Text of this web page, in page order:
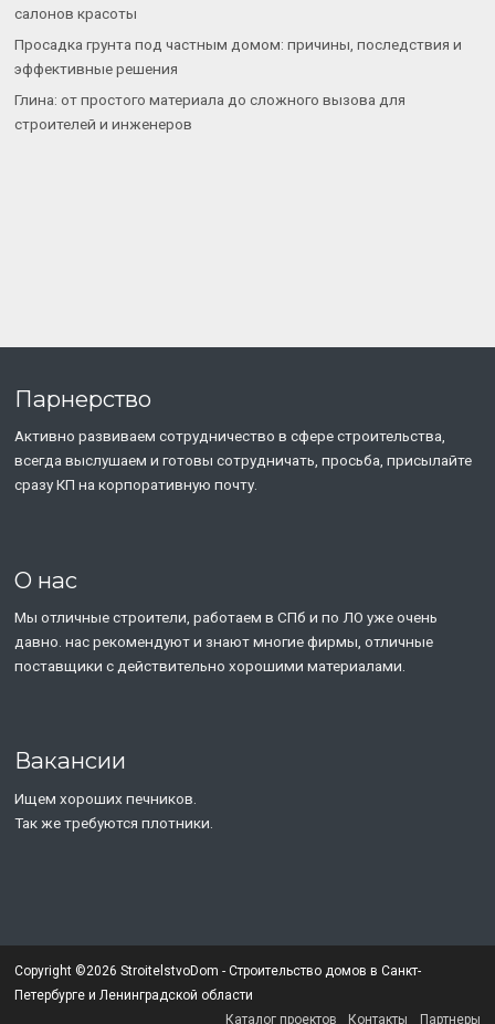
салонов красоты
Просадка грунта под частным домом: причины, последствия и
эффективные решения
Глина: от простого материала до сложного вызова для
строителей и инженеров
Парнерство
Активно развиваем сотрудничество в сфере строительства,
всегда выслушаем и готовы сотрудничать, просьба, присылайте
сразу КП на корпоративную почту.
О нас
Мы отличные строители, работаем в СПб и по ЛО уже очень
давно. нас рекомендуют и знают многие фирмы, отличные
поставщики с действительно хорошими материалами.
Вакансии
Ищем хороших печников.
Так же требуются плотники.
Copyright ©2026 StroitelstvoDom - Строительство домов в Санкт-
Петербурге и Ленинградской области
Каталог проектов
Контакты Партнеры